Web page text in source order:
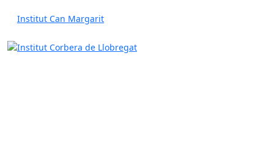
Institut Can Margarit